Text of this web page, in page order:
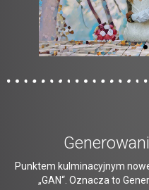
Punktem kulminacyjnym
„GAN“. Oznacza to